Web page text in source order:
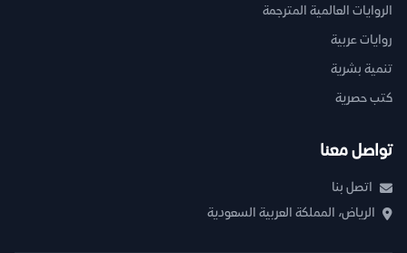
الروايات العالمية المترجمة
روايات عربية
تنمية بشرية
كتب حصرية
تواصل معنا
اتصل بنا
الرياض، المملكة العربية السعودية